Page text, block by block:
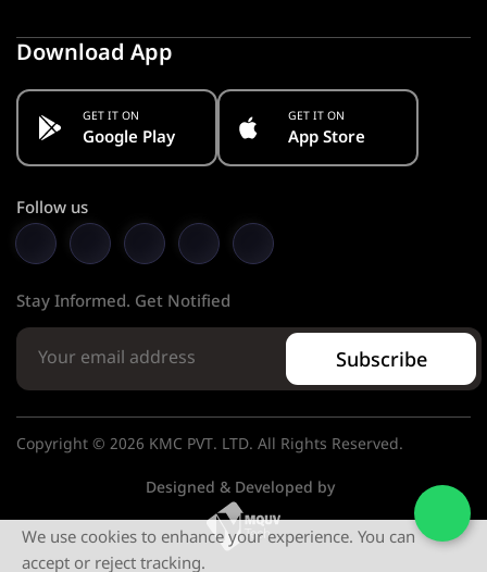
Download App
GET IT ON
Google Play
GET IT ON
App Store
Follow us
Stay Informed. Get Notified
Subscribe
Copyright © 2026 KMC PVT. LTD. All Rights Reserved.
Designed & Developed by
We use cookies to enhance your experience. You can
accept or reject tracking.